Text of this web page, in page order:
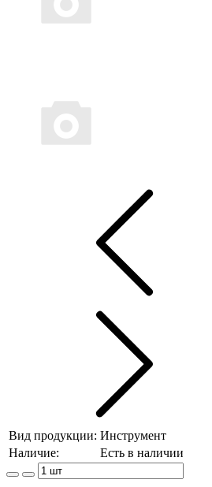
Вид продукции: Инструмент
Наличие:
Есть в наличии